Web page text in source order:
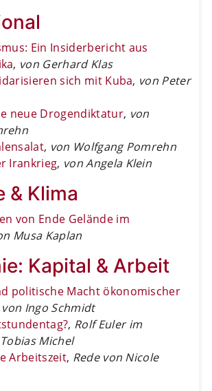
Ein Insiderbericht aus
, von Gerhard Klas
sich mit Kuba, von Peter
neue Drogendiktatur, von
, von Wolfgang Pomrehn
Irankrieg, von Angela Klein
& Klima
von Ende Gelände im
Musa Kaplan
Kapital & Arbeit
politische Macht ökonomischer
von Ingo Schmidt
, Rolf Euler im
Michel
Arbeitszeit, Rede von Nicole